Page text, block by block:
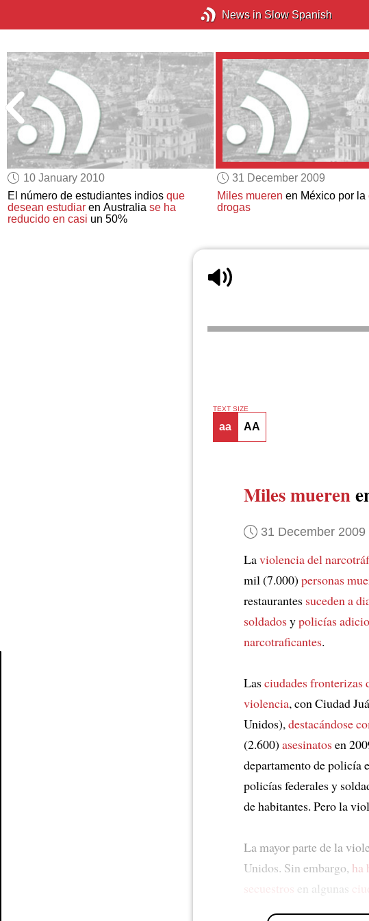
News in Slow Spanish
10 January 2010
El número de estudiantes indiosque
desean estudiar en Australiase ha
reducido en casi un 50%
31 December 2009
Miles mueren en México por la
drogas
TEXT SIZE
aa AA
Miles mueren
31 December 2009
Laviolencia del
mil (7.000) personas
restaurantes suceden a
soldadosypolicías
narcotraficantes.
Lasciudades fronterizas
violencia, con Ciudad
Unidos),destacándose
(2.600) asesinatosen
departamento de policía
policías federales y
de habitantes. Pero la
La mayor parte de la
Unidos. Sin embargo, ha
secuestros en algunas